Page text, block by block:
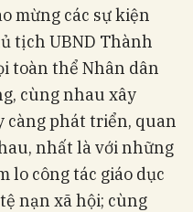
mừng các sự kiện
tịch UBND Thành
toàn thể Nhân dân
cùng nhau xây
càng phát triển, quan
nhất là với những
lo công tác giáo dục
nạn xã hội; cùng